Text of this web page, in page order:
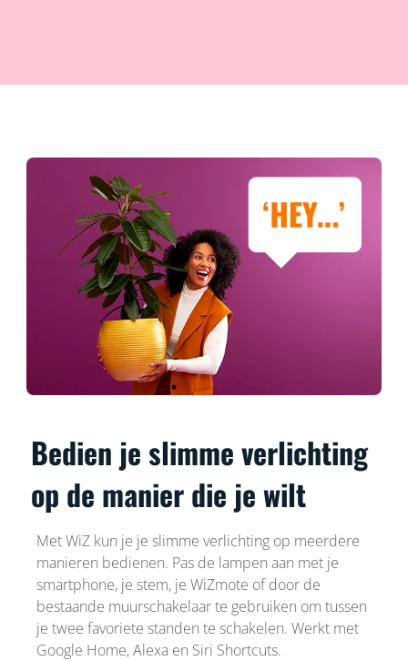
Bedien je slimme verlichting
op de manier die je wilt
Met WiZ kun je je slimme verlichting op meerdere
manieren bedienen. Pas de lampen aan met je
smartphone, je stem, je WiZmote of door de
bestaande muurschakelaar te gebruiken om tussen
je twee favoriete standen te schakelen. Werkt met
Google Home, Alexa en Siri Shortcuts.